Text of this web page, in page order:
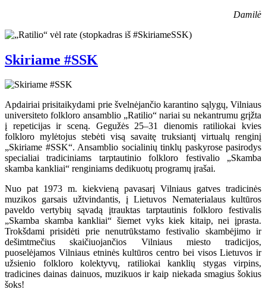
Damilė
Skiriame #SSK
Apdairiai prisitaikydami prie švelnėjančio karantino sąlygų, Vilniaus
universiteto folkloro ansamblio „Ratilio“ nariai su nekantrumu grįžta
į repeticijas ir sceną. Gegužės 25–31 dienomis ratiliokai kvies
folkloro mylėtojus stebėti visą savaitę truksiantį virtualų renginį
„Skiriame #SSK“. Ansamblio socialinių tinklų paskyrose pasirodys
specialiai tradiciniams tarptautinio folkloro festivalio „Skamba
skamba kankliai“ renginiams dedikuotų programų įrašai.
Nuo pat 1973 m. kiekvieną pavasarį Vilniaus gatves tradicinės
muzikos garsais užtvindantis, į Lietuvos Nematerialaus kultūros
paveldo vertybių sąvadą įtrauktas tarptautinis folkloro festivalis
„Skamba skamba kankliai“ šiemet vyks kiek kitaip, nei įprasta.
Trokšdami prisidėti prie nenutrūkstamo festivalio skambėjimo ir
dešimtmečius skaičiuojančios Vilniaus miesto tradicijos,
puoselėjamos Vilniaus etninės kultūros centro bei visos Lietuvos ir
užsienio folkloro kolektyvų, ratiliokai kanklių stygas virpins,
tradicines dainas dainuos, muzikuos ir kaip niekada smagius šokius
šoks!